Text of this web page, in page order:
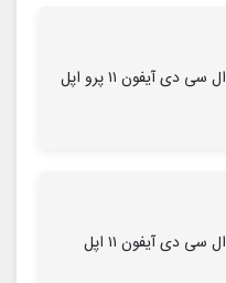
آیفون ۱۱ پرو اپل
دی آیفون ۱۱ اپل